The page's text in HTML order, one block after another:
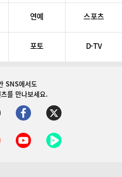
연예 스포츠
포토 D-TV
SNS에서도
를 만나보세요.